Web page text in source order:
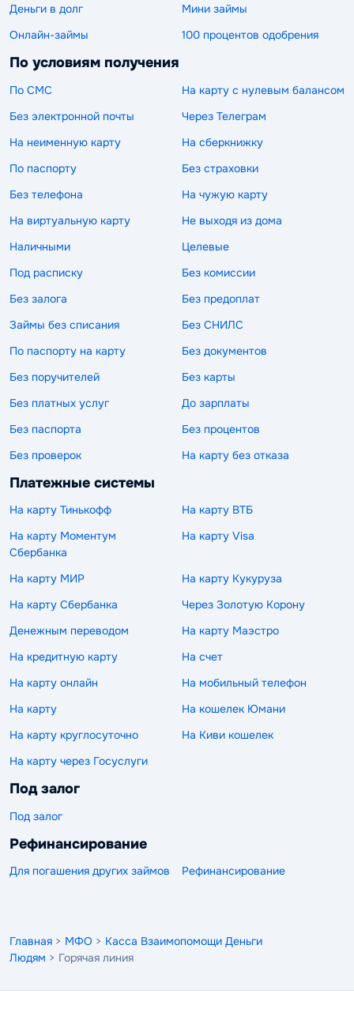
Деньги в долг
Мини займы
Онлайн-займы
100 процентов одобрения
По условиям получения
По СМС
На карту с нулевым балансом
Без электронной почты
Через Телеграм
На неименную карту
На сберкнижку
По паспорту
Без страховки
Без телефона
На чужую карту
На виртуальную карту
Не выходя из дома
Наличными
Целевые
Под расписку
Без комиссии
Без залога
Без предоплат
Займы без списания
Без СНИЛС
По паспорту на карту
Без документов
Без поручителей
Без карты
Без платных услуг
До зарплаты
Без паспорта
Без процентов
Без проверок
На карту без отказа
Платежные системы
На карту Тинькофф
На карту ВТБ
На карту Моментум
Сбербанка
На карту Visa
На карту МИР
На карту Кукуруза
На карту Сбербанка
Через Золотую Корону
Денежным переводом
На карту Маэстро
На кредитную карту
На счет
На карту онлайн
На мобильный телефон
На карту
На кошелек Юмани
На карту круглосуточно
На Киви кошелек
На карту через Госуслуги
Под залог
Под залог
Рефинансирование
Для погашения других займов Рефинансирование
Главная > МФО > Касса Взаимопомощи Деньги
Людям > Горячая линия